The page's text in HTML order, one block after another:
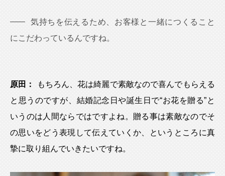
気持ちを伝えるため、お客様と一緒につくること
にこだわっているんですね。
原田：
もちろん、花は綺麗で素敵なので喜んでもらえる
と思うのですが、結婚記念日や誕生日で“お花を贈る”と
いうのは人間ならではですよね。贈る事は素敵なのでそ
の思いをどう表現して伝えていくか、というところに真
摯に取り組んでいきたいですね。